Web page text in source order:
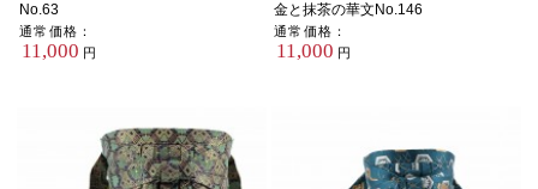
No.63
通常価格：
11,000 円
金と抹茶の華文No.146
通常価格：
11,000 円